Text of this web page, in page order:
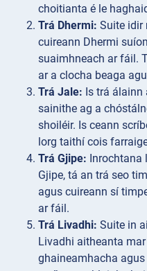
choitianta é le
Trá Dhermi: Suite idir
cuireann Dhermi
suaimhneach ar fáil.
ar a clocha beaga
Trá Jale: Is trá
sainithe ag a
shoiléir. Is ceann
lorg taithí cois
Trá Gjipe:
Gjipe, tá an trá seo
agus cuireann sí
ar fáil.
Trá Livadhi: Suite in
Livadhi aitheanta
ghaineamhacha